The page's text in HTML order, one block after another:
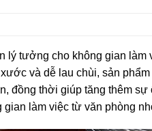
lý tưởng cho không gian
và dễ lau chùi, sản
đồng thời giúp tăng thêm
làm việc từ văn phòng